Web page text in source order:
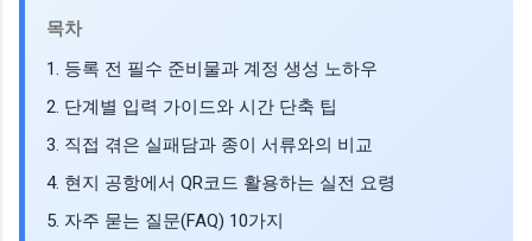
목차
1. 등록 전 필수 준비물과 계정 생성 노하우
2. 단계별 입력 가이드와 시간 단축 팁
3. 직접 겪은 실패담과 종이 서류와의 비교
4. 현지 공항에서 QR코드 활용하는 실전 요령
5. 자주 묻는 질문(FAQ) 10가지